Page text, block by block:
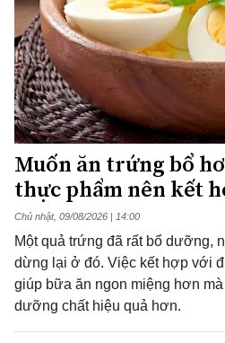
Muốn ăn trứng bổ
thực phẩm nên kết
Chủ nhật, 09/08/2026 | 14:00
Một quả trứng đã rất bổ dưỡng,
dừng lại ở đó. Việc kết hợp với
giúp bữa ăn ngon miệng hơn
dưỡng chất hiệu quả hơn.